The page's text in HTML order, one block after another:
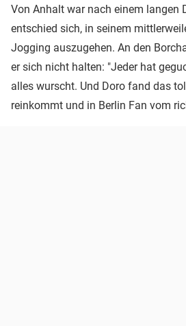
Von Anhalt war nach einem langen
entschied sich, in seinem
Jogging auszugehen. An den
er sich nicht halten: "Jeder hat
alles wurscht. Und Doro fand das
reinkommt und in Berlin Fan vom